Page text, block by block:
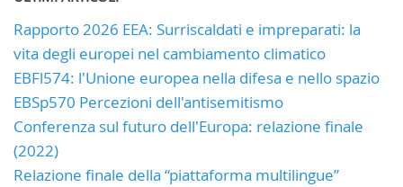
Rapporto 2026 EEA: Surriscaldati e impreparati: la
vita degli europei nel cambiamento climatico
EBFl574: l'Unione europea nella difesa e nello spazio
EBSp570 Percezioni dell'antisemitismo
Conferenza sul futuro dell'Europa: relazione finale
(2022)
Relazione finale della “piattaforma multilingue”